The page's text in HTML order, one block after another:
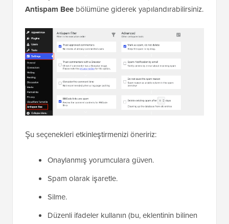
Şu seçenekleri etkinleştirmenizi öneririz:
Onaylanmış yorumculara güven.
Silme.
Düzenli ifadeler kullanın (bu, eklentinin bilinen
olanak tanır).
Ayrıca ‘Yerel spam veritabanında ara’ kutusunu